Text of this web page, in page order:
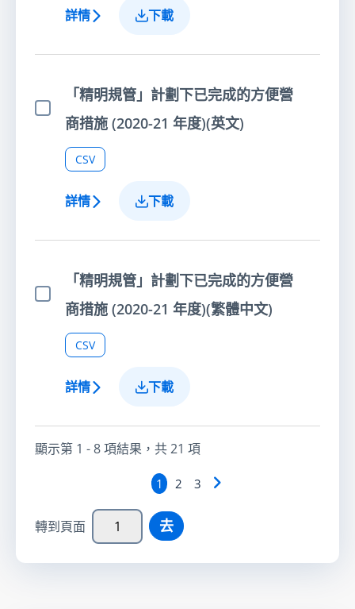
詳情 下載
選擇項目
「精明規管」計劃下已完成的方便營
商措施 (2020-21 年度)(英文)
CSV
詳情 下載
選擇項目
「精明規管」計劃下已完成的方便營
商措施 (2020-21 年度)(繁體中文)
CSV
詳情 下載
顯示第 1 - 8項結果，共21 項
1 2 3
轉到頁面 去